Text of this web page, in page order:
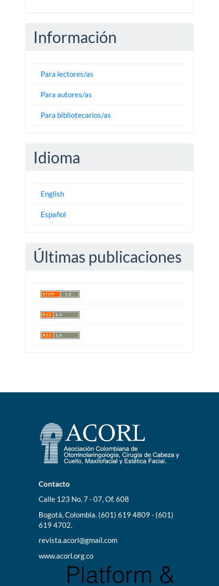
Información
Para lectores/as
Para autores/as
Para bibliotecarios/as
Idioma
English
Español
Últimas publicaciones
Contacto
Calle 123 No. 7 - 07, Of. 608
Bogotá, Colombia. (601) 619 4809 - (601)
619 4702.
revista.acorl@gmail.com
www.acorl.org.co